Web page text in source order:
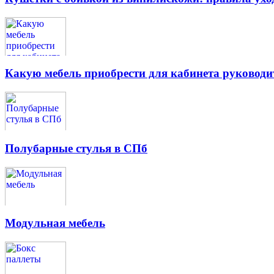
Какую мебель приобрести для кабинета
Полубарные стулья в СПб
Модульная мебель